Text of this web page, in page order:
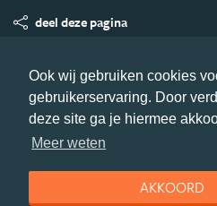
Ook wij gebruiken cookies
gebruikerservaring. Door
deze site ga je hiermee
Meer weten
AKKOORD
deel deze pagina
Adverteren Handige Links
Copyright
Privacy statement
Volg MiddenAmerika.nl